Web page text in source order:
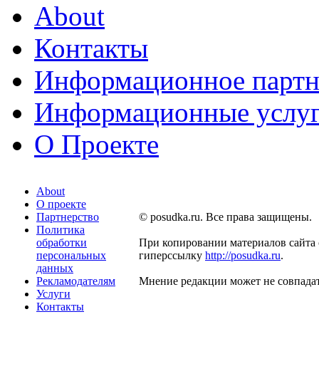
About
Контакты
Информационное
Информационные
О Проекте
About
О проекте
Партнерство
Политика
обработки
персональных
данных
Рекламодателям
Услуги
Контакты
© posudka.ru. Все права защищены.
При копировании материалов сайта
гиперссылку http://posudka.ru.
Мнение редакции может не